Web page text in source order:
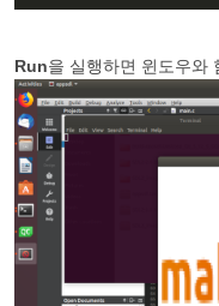
Run을 실행하면 윈도우와